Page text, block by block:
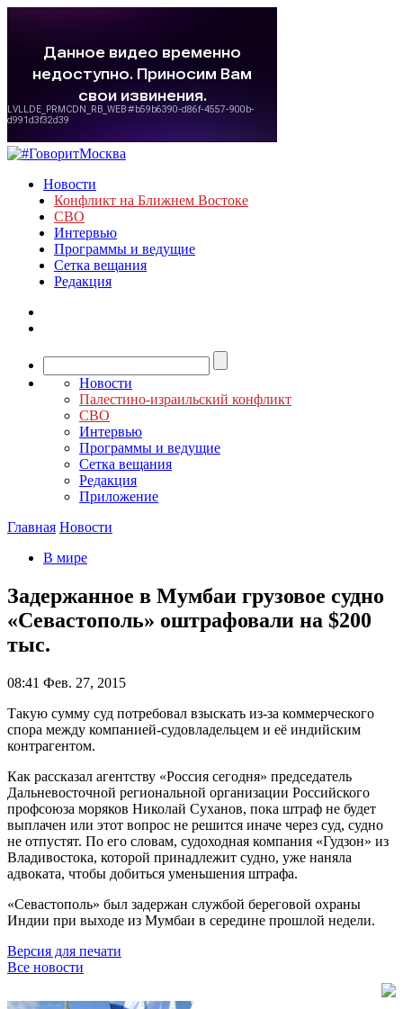
Новости
Конфликт на Ближнем Востоке
СВО
Интервью
Программы и ведущие
Сетка вещания
Редакция
Новости
Палестино-израильский конфликт
СВО
Интервью
Программы и ведущие
Сетка вещания
Редакция
Приложение
Главная Новости
В мире
Задержанное в Мумбаи грузовое судно
«Севастополь» оштрафовали на $200
тыс.
08:41 Фев. 27, 2015
Такую сумму суд потребовал взыскать из-за коммерческого
спора между компанией-судовладельцем и её индийским
контрагентом.
Как рассказал агентству «Россия сегодня» председатель
Дальневосточной региональной организации Российского
профсоюза моряков Николай Суханов, пока штраф не будет
выплачен или этот вопрос не решится иначе через суд, судно
не отпустят. По его словам, судоходная компания «Гудзон» из
Владивостока, которой принадлежит судно, уже наняла
адвоката, чтобы добиться уменьшения штрафа.
«Севастополь» был задержан службой береговой охраны
Индии при выходе из Мумбаи в середине прошлой недели.
Версия для печати
Все новости